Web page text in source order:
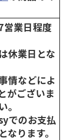
営業日程度
休業日とな
情などによ
がございま
。
でのお支払
ります。